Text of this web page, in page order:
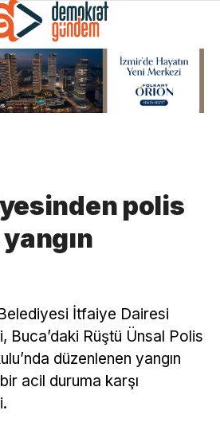
polis
İtfaiye Dairesi
Buca’daki Rüştü Ünsal Polis
düzenlenen yangın
acil duruma karşı